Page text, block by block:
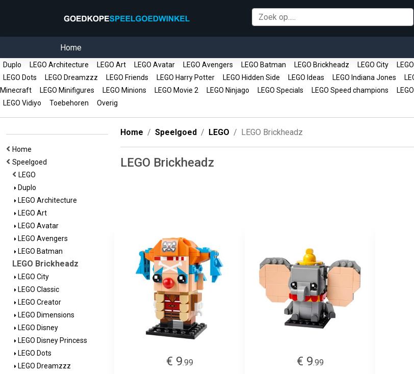
Home
Duplo LEGO Architecture LEGO Art LEGO Avatar LEGO Avengers LEGO Batman LEGO Brickheadz LEGO City
LEGO Dots
LEGO Dreamzzz LEGO Friends LEGO Harry Potter LEGO Hidden Side LEGO Ideas LEGO Indiana Jones
Minecraft
LEGO Minifigures LEGO Minions LEGO Movie 2 LEGO Ninjago LEGO Specials LEGO Speed champions
LEGO Vidiyo
Toebehoren Overig
Home
Speelgoed
LEGO
Duplo
LEGO Architecture
LEGO Art
LEGO Avatar
LEGO Avengers
LEGO Batman
LEGO Brickheadz
LEGO City
LEGO Classic
LEGO Creator
LEGO Dimensions
LEGO Disney
LEGO Disney Princess
LEGO Dots
LEGO Dreamzzz
Home Speelgoed LEGO LEGO Brickheadz
LEGO Brickheadz
€ 9.99
€ 9.99